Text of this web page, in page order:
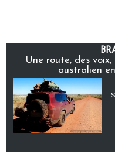
Une route, des
australien